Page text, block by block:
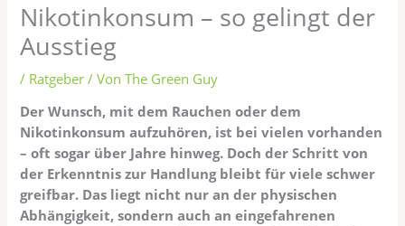
Nikotinkonsum – so gelingt der
Ausstieg
/ Ratgeber / VonThe Green Guy
Der Wunsch, mit dem Rauchen oder dem
Nikotinkonsum aufzuhören, ist bei vielen vorhanden
– oft sogar über Jahre hinweg. Doch der Schritt von
der Erkenntnis zur Handlung bleibt für viele schwer
greifbar. Das liegt nicht nur an der physischen
Abhängigkeit, sondern auch an eingefahrenen